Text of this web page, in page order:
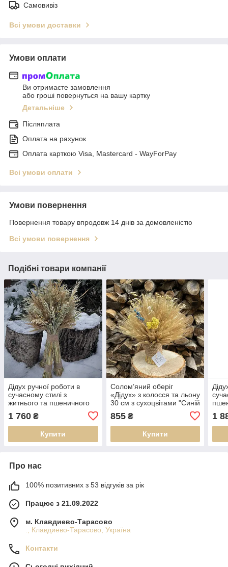
Самовивіз
Всі умови доставки
Умови оплати
Ви отримаєте замовлення
або гроші повернуться на вашу картку
Детальніше
Післяплата
Оплата на рахунок
Оплата карткою Visa, Mastercard - WayForPay
Всі умови оплати
Умови повернення
Повернення товару впродовж 14 днів за домовленістю
Всі умови повернення
Подібні товари компанії
Дідух ручної роботи в
сучасному стилі з
житнього та пшеничного
1 760 ₴
Купити
Солом’яний оберіг
«Дідух» з колосся та льону
30 см з сухоцвітами "Синій
855₴
Купити
1
Про нас
100% позитивних з 53 відгуків за рік
Працює з 21.09.2022
м. Клавдиево-Тарасово
., Клавдиево-Тарасово, Україна
Контакти